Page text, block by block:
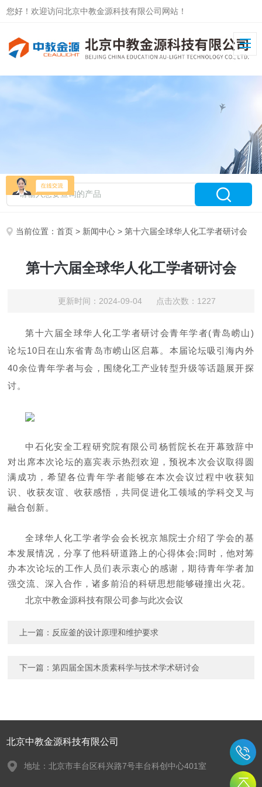
您好！欢迎访问北京中教金源科技有限公司网站！
当前位置：首页 > 新闻中心 > 第十六届全球华人化工学者研讨会
第十六届全球华人化工学者研讨会
更新时间：2024-09-04 点击次数：1227
第十六届全球华人化工学者研讨会青年学者(青岛崂山)
论坛10日在山东省青岛市崂山区启幕。本届论坛吸引海内外
40余位青年学者与会，围绕化工产业转型升级等话题展开探
讨。
中石化安全工程研究院有限公司杨哲院长在开幕致辞中
对出席本次论坛的嘉宾表示热烈欢迎，预祝本次会议取得圆
满成功，希望各位青年学者能够在本次会议过程中收获知
识、收获友谊、收获感悟，共同促进化工领域的学科交叉与
融合创新。
全球华人化工学者学会会长祝京旭院士介绍了学会的基
本发展情况，分享了他科研道路上的心得体会;同时，他对筹
办本次论坛的工作人员们表示衷心的感谢，期待青年学者加
强交流、深入合作，诸多前沿的科研思想能够碰撞出火花。
北京中教金源科技有限公司参与此次会议
上一篇： 反应釜的设计原理和维护要求
下一篇：第四届全国木质素科学与技术学术研讨会
北京中教金源科技有限公司
地址：北京市丰台区科兴路7号丰台科创中心401室